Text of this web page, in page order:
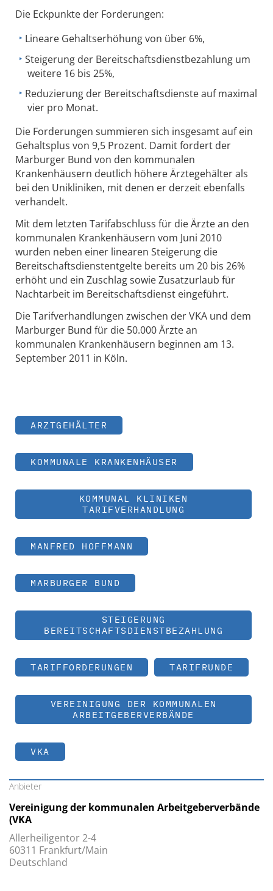
Die Eckpunkte der Forderungen:
Lineare Gehaltserhöhung von über 6%,
Steigerung der Bereitschaftsdienstbezahlung um
weitere 16 bis 25%,
Reduzierung der Bereitschaftsdienste auf maximal
vier pro Monat.
Die Forderungen summieren sich insgesamt auf ein
Gehaltsplus von 9,5 Prozent. Damit fordert der
Marburger Bund von den kommunalen
Krankenhäusern deutlich höhere Ärztegehälter als
bei den Unikliniken, mit denen er derzeit ebenfalls
verhandelt.
Mit dem letzten Tarifabschluss für die Ärzte an den
kommunalen Krankenhäusern vom Juni 2010
wurden neben einer linearen Steigerung die
Bereitschaftsdienstentgelte bereits um 20 bis 26%
erhöht und ein Zuschlag sowie Zusatzurlaub für
Nachtarbeit im Bereitschaftsdienst eingeführt.
Die Tarifverhandlungen zwischen der VKA und dem
Marburger Bund für die 50.000 Ärzte an
kommunalen Krankenhäusern beginnen am 13.
September 2011 in Köln.
ARZTGEHÄLTER
KOMMUNALE KRANKENHÄUSER
KOMMUNAL KLINIKEN
TARIFVERHANDLUNG
MANFRED HOFFMANN
MARBURGER BUND
STEIGERUNG
BEREITSCHAFTSDIENSTBEZAHLUNG
TARIFFORDERUNGEN TARIFRUNDE
VEREINIGUNG DER KOMMUNALEN
ARBEITGEBERVERBÄNDE
VKA
Anbieter
Vereinigung der kommunalen Arbeitgeberverbände
(VKA
Allerheiligentor 2-4
60311 Frankfurt/Main
Deutschland